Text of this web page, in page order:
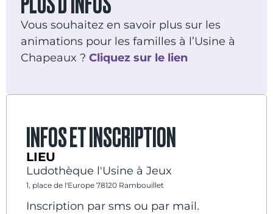
Vous souhaitez en savoir plus sur les
animations pour les familles à l’Usine à
Chapeaux ? Cliquez sur le lien
INFOS ET INSCRIPTION
LIEU
Ludothèque l'Usine à Jeux
1, place de l'Europe 78120 Rambouillet
Inscription par sms ou par mail.